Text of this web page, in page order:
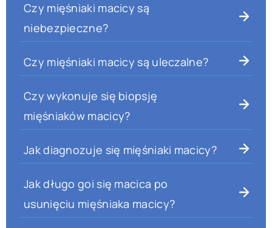
Czy mięśniaki macicy są
niebezpieczne?
Czy mięśniaki macicy są uleczalne?
Czy wykonuje się biopsję
mięśniaków macicy?
Jak diagnozuje się mięśniaki macicy?
Jak długo goi się macica po
usunięciu mięśniaka macicy?